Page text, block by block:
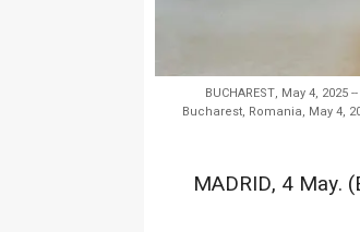
BUCHAREST, May 4,
Bucharest, Romania, May 4,
MADRID, 4 May.